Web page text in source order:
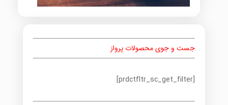
جست و جوی محصولات پرواز
[prdctfltr_sc_get_filter]